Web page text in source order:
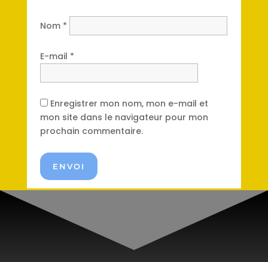
Nom *
E-mail *
Enregistrer mon nom, mon e-mail et
mon site dans le navigateur pour mon
prochain commentaire.
ENVOI